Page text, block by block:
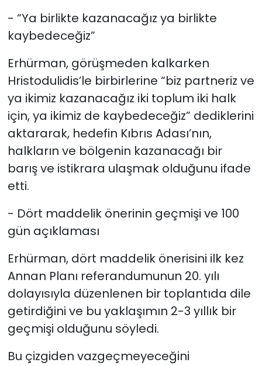
- “Ya birlikte kazanacağız ya birlikte
kaybedeceğiz”
Erhürman, görüşmeden kalkarken
Hristodulidis’le birbirlerine “biz partneriz ve
ya ikimiz kazanacağız iki toplum iki halk
için, ya ikimiz de kaybedeceğiz” dediklerini
aktararak, hedefin Kıbrıs Adası’nın,
halkların ve bölgenin kazanacağı bir
barış ve istikrara ulaşmak olduğunu ifade
etti.
- Dört maddelik önerinin geçmişi ve 100
gün açıklaması
Erhürman, dört maddelik önerisini ilk kez
Annan Planı referandumunun 20. yılı
dolayısıyla düzenlenen bir toplantıda dile
getirdiğini ve bu yaklaşımın 2-3 yıllık bir
geçmişi olduğunu söyledi.
Bu çizgiden vazgeçmeyeceğini